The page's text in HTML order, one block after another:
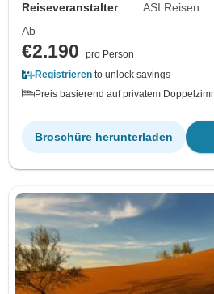
Reiseveranstalter
ASI Reisen
Ab
€2.190
pro Person
Registrieren to unlock savings
Preis basierend auf privatem
Broschüre herunterladen